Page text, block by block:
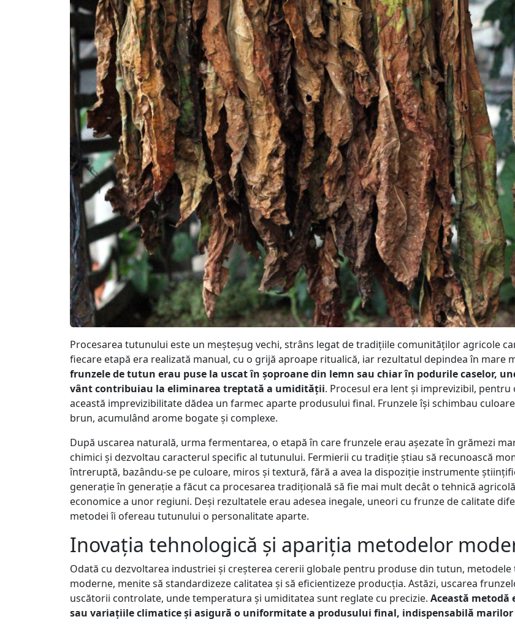
Procesarea tutunului este un meșteșug vechi, strâns legat de tradițiile comunităților agricole
fiecare etapă era realizată manual, cu o grijă aproape ritualică, iar rezultatul depindea în mare
frunzele de tutun erau puse la uscat în șoproane din lemn sau chiar în podurile caselor,
vânt contribuiau la eliminarea treptată a umidității. Procesul era lent și imprevizibil,
această imprevizibilitate dădea un farmec aparte produsului final. Frunzele își schimbau
brun, acumulând arome bogate și complexe.
După uscarea naturală, urma fermentarea, o etapă în care frunzele erau așezate în grămezi
chimici și dezvoltau caracterul specific al tutunului. Fermierii cu tradiție știau să recunoască
întreruptă, bazându-se pe culoare, miros și textură, fără a avea la dispoziție instrumente
generație în generație a făcut ca procesarea tradițională să fie mai mult decât o tehnică
economice a unor regiuni. Deși rezultatele erau adesea inegale, uneori cu frunze de calitate
metodei îi ofereau tutunului o personalitate aparte.
Inovația tehnologică și apariția metodelor
Odată cu dezvoltarea industriei și creșterea cererii globale pentru produse din tutun,
moderne, menite să standardizeze calitatea și să eficientizeze producția. Astăzi, uscarea
uscătorii controlate, unde temperatura și umiditatea sunt reglate cu precizie. Această metodă
sau variațiile climatice și asigură o uniformitate a produsului final, indispensabilă